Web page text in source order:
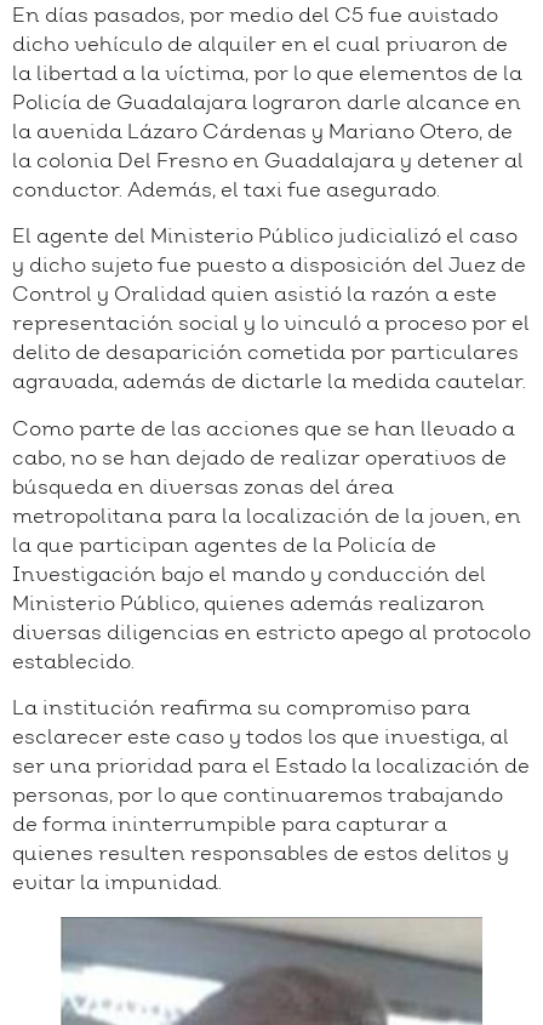
En días pasados, por medio del C5 fue avistado
dicho vehículo de alquiler en el cual privaron de
la libertad a la víctima, por lo que elementos de la
Policía de Guadalajara lograron darle alcance en
la avenida Lázaro Cárdenas y Mariano Otero, de
la colonia Del Fresno en Guadalajara y detener al
conductor. Además, el taxi fue asegurado.
El agente del Ministerio Público judicializó el caso
y dicho sujeto fue puesto a disposición del Juez de
Control y Oralidad quien asistió la razón a este
representación social y lo vinculó a proceso por el
delito de desaparición cometida por particulares
agravada, además de dictarle la medida cautelar.
Como parte de las acciones que se han llevado a
cabo, no se han dejado de realizar operativos de
búsqueda en diversas zonas del área
metropolitana para la localización de la joven, en
la que participan agentes de la Policía de
Investigación bajo el mando y conducción del
Ministerio Público, quienes además realizaron
diversas diligencias en estricto apego al protocolo
establecido.
La institución reafirma su compromiso para
esclarecer este caso y todos los que investiga, al
ser una prioridad para el Estado la localización de
personas, por lo que continuaremos trabajando
de forma ininterrumpible para capturar a
quienes resulten responsables de estos delitos y
evitar la impunidad.